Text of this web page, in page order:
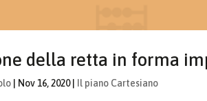
della retta in forma
Nov 16, 2020| Il piano Cartesiano